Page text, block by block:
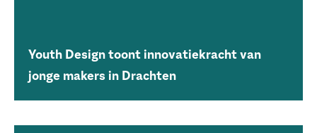
Youth Design toont innovatiekracht van
jonge makers in Drachten